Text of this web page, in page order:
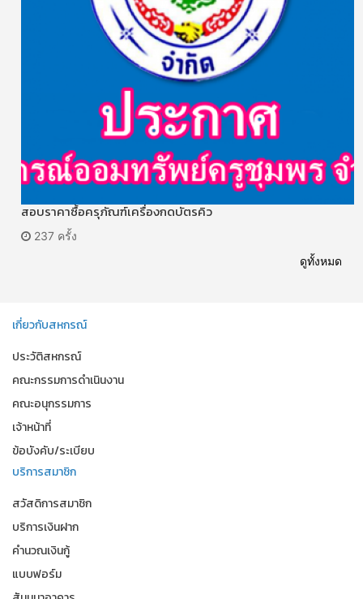
สอบราคาซื้อครุภัณฑ์เครื่องกดบัตรคิว
237 ครั้ง
ดูทั้งหมด
เกี่ยวกับสหกรณ์
ประวัติสหกรณ์
คณะกรรมการดำเนินงาน
คณะอนุกรรมการ
เจ้าหน้าที่
ข้อบังคับ/ระเบียบ
บริการสมาชิก
สวัสดิการสมาชิก
บริการเงินฝาก
คำนวณเงินกู้
แบบฟอร์ม